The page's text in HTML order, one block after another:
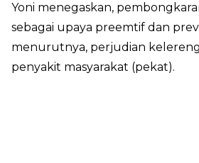
Yoni menegaskan,
sebagai upaya preemtif dan
menurutnya, perjudian
penyakit masyarakat (pekat).